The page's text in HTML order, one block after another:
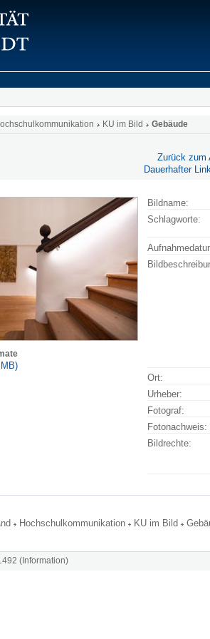
KU im Bild Gebäude
Zurück zum
Dauerhafter
Bildname:
Schlagworte:
Ort:
Urheber:
Fotograf:
Fotonachweis:
Bildrechte:
Hochschulkommunikation KU im Bild
(Information)